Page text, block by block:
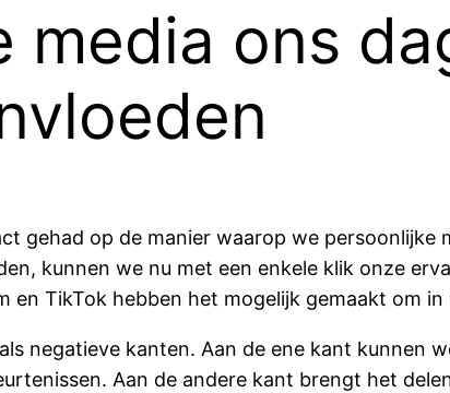
media ons
gehad op de manier waarop we persoonlijke
kunnen we nu met een enkele klik onze
en TikTok hebben het mogelijk gemaakt om
negatieve kanten. Aan de ene kant kunnen
Aan de andere kant brengt het